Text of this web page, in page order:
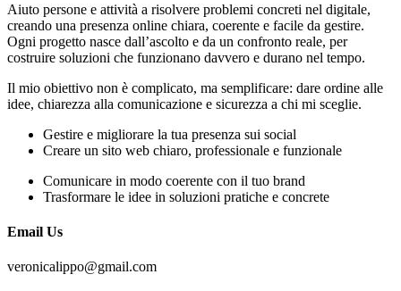
Aiuto persone e attività a risolvere problemi concreti nel digitale,
creando una presenza online chiara, coerente e facile da gestire.
Ogni progetto nasce dall’ascolto e da un confronto reale, per
costruire soluzioni che funzionano davvero e durano nel tempo.
Il mio obiettivo non è complicato, ma semplificare: dare ordine alle
idee, chiarezza alla comunicazione e sicurezza a chi mi sceglie.
Gestire e migliorare la tua presenza sui social
Creare un sito web chiaro, professionale e funzionale
Comunicare in modo coerente con il tuo brand
Trasformare le idee in soluzioni pratiche e concrete
Email Us
veronicalippo@gmail.com